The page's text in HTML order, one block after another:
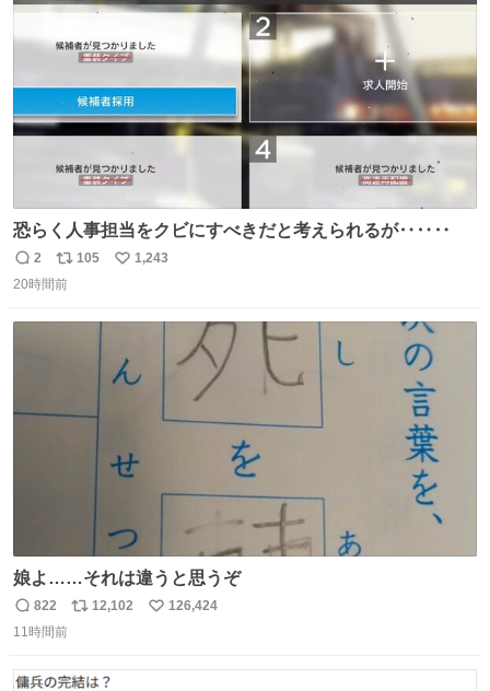
びです。
数
恐らく人事担当をクビにすべきだと考えられるが‥‥‥
返
信
2
リ
ポ
105
い
1,243
20時間前
娘よ……それは違うと思うぞ
返
信
822
リ
ト
12,102
い
126,424
11時間前